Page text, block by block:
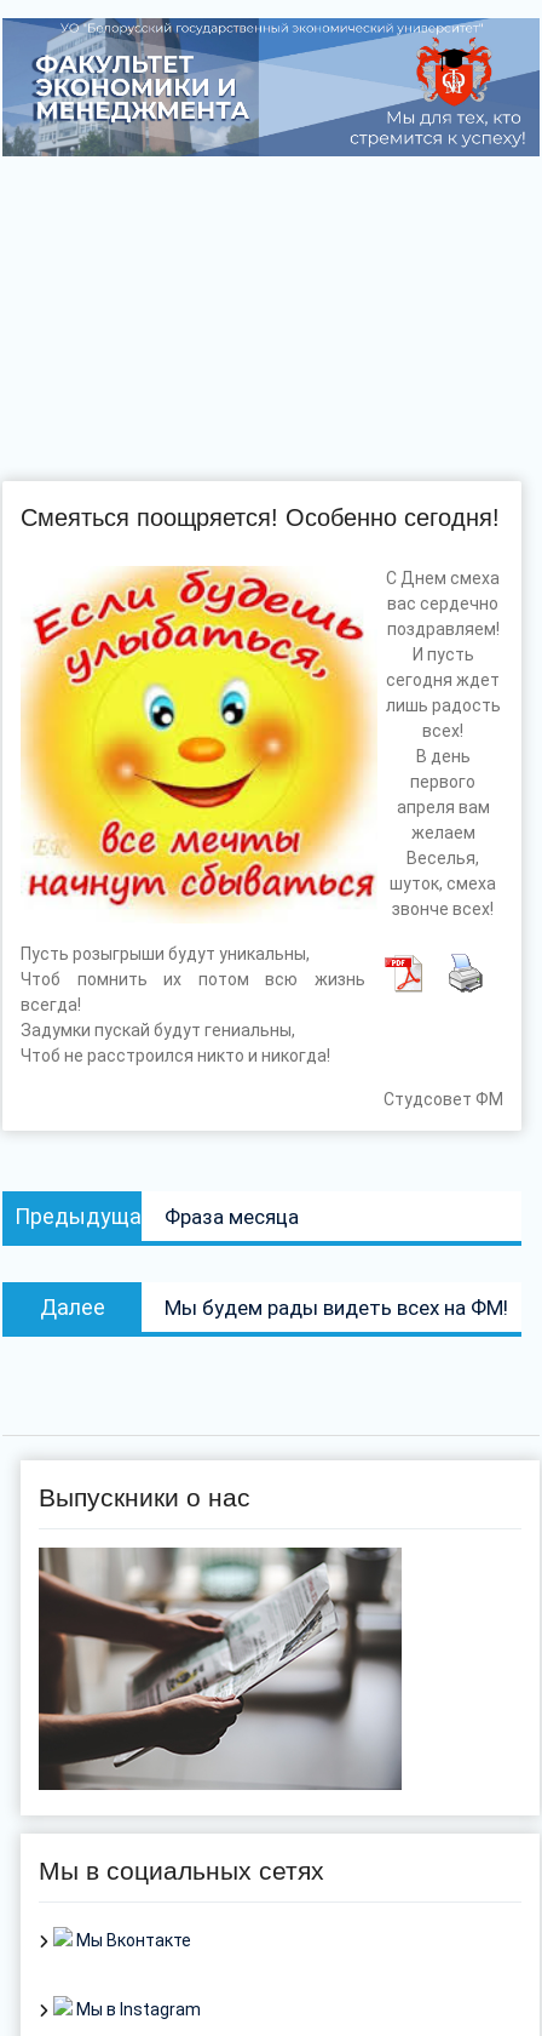
Смеяться поощряется! Особенно сегодня!
С Днем смеха
вас сердечно
поздравляем!
И пусть
сегодня ждет
лишь радость
всех!
В день
первого
апреля вам
желаем
Веселья,
шуток, смеха
звонче всех!
Пусть розыгрыши будут уникальны,
Чтоб помнить их потом всю жизнь
всегда!
Задумки пускай будут гениальны,
Чтоб не расстроился никто и никогда!
Студсовет ФМ
Навигация
по
Предыдущая
Предыдущая
запись:
Фраза месяца
Далее
Следующая
запись:
Мы будем рады видеть всех на ФМ!
Выпускники о нас
Мы в социальных сетях
Мы Вконтакте
Мы в Instagram